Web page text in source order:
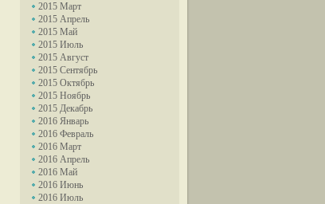
2015 Март
2015 Апрель
2015 Май
2015 Июль
2015 Август
2015 Сентябрь
2015 Октябрь
2015 Ноябрь
2015 Декабрь
2016 Январь
2016 Февраль
2016 Март
2016 Апрель
2016 Май
2016 Июнь
2016 Июль